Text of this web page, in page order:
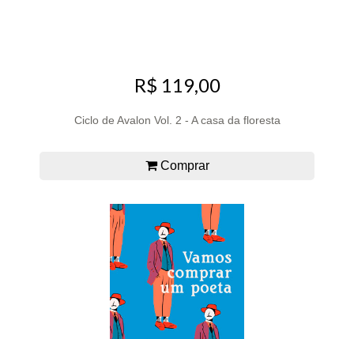
R$ 119,00
Ciclo de Avalon Vol. 2 - A casa da floresta
Comprar